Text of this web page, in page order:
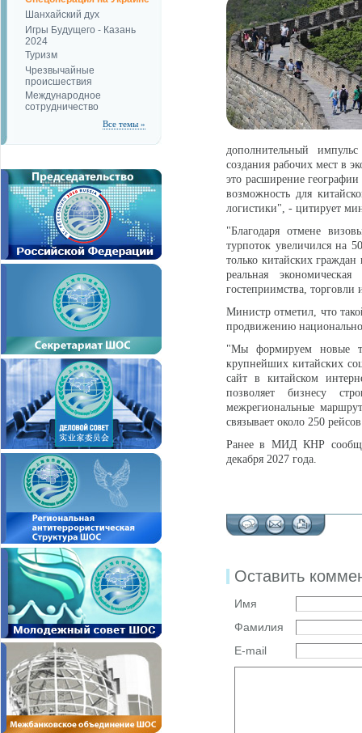
Шанхайский дух
Игры Будущего - Казань
2024
Туризм
Чрезвычайные
происшествия
Международное
сотрудничество
Все темы »
дополнительный
создания рабочих мест в
это расширение
возможность для
логистики", - цитирует
"Благодаря отмене
турпоток увеличился на
только китайских
реальная
гостеприимства,
Министр отметил, что
продвижению
"Мы формируем новые
крупнейших китайских
сайт в китайском
позволяет бизнесу
межрегиональные
связывает около 250
Ранее в МИД КНР
декабря 2027 года.
Оставить
Имя
Фамилия
E-mail